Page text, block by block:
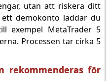
utan att riskera ditt
demokonto laddar du
exempel MetaTrader 5
Processen tar cirka 5
rekommenderas för